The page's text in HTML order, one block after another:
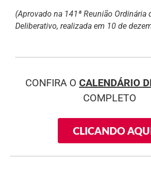
(Aprovado na 141ª Reunião Ordinária
Deliberativo, realizada em 10 de
CONFIRA O CALENDÁRIO
COMPLETO
CLICANDO